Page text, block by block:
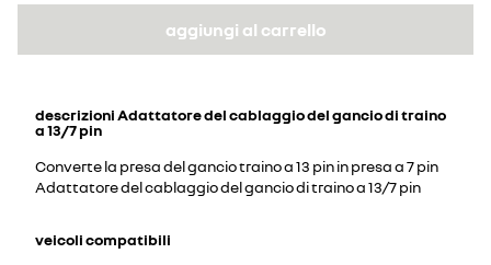
aggiungi al carrello
descrizioniAdattatore del cablaggio del gancio di traino
a 13/7 pin
Converte la presa del gancio traino a 13 pin in presa a 7 pin
Adattatore del cablaggio del gancio di traino a 13/7 pin
veicoli compatibili